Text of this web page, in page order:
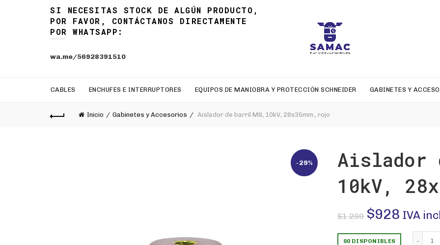
SI NECESITAS STOCK DE ALGÚN PRODUCTO,
POR FAVOR, CONTÁCTANOS DIRECTAMENTE
POR WHATSAPP:
wa.me/56928391510
CABLES ENCHUFES E INTERRUPTORES EQUIPOS DE MANIOBRA Y PROTECCIÓN SCHNEIDER GABINETES Y
Inicio Gabinetes y Accesorios Aislador de barril M8, 10kV, 28x35mm., rojo
-29%
Aislador
10kV,
$1.299 El
precio
$928 El
IVA
90 DISPONIBLES